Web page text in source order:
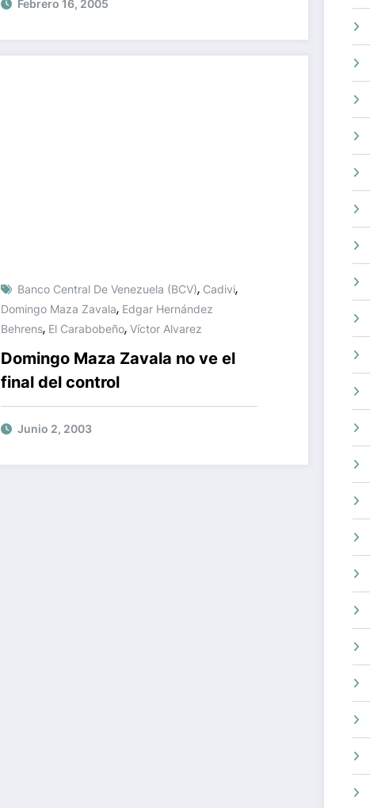
Febrero 16, 2005
Banco Central De Venezuela (BCV), Cadivi,
Domingo Maza Zavala, Edgar Hernández
Behrens, El Carabobeño, Víctor Alvarez
Domingo Maza Zavala no ve el
final del control
Junio 2, 2003